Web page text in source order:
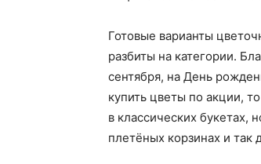
Готовые варианты
разбиты на категории.
сентября, на День
купить цветы по акции,
в классических букетах,
плетёных корзинах и так